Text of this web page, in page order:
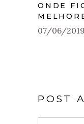
ONDE
07/06/2019
POST